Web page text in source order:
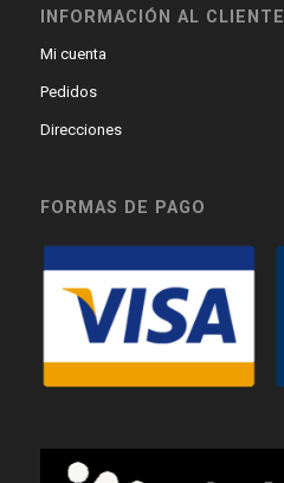
INFORMACIÓN AL CLIENTE
Mi cuenta
Pedidos
Direcciones
FORMAS DE PAGO